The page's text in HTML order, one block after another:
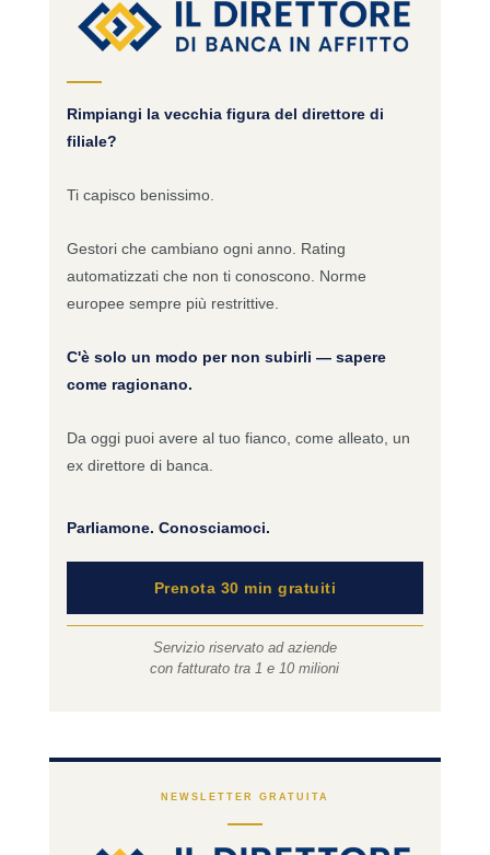
Rimpiangi la vecchia figura del direttore di
filiale?
Ti capisco benissimo.
Gestori che cambiano ogni anno. Rating
automatizzati che non ti conoscono. Norme
europee sempre più restrittive.
C'è solo un modo per non subirli — sapere
come ragionano.
Da oggi puoi avere al tuo fianco, come alleato, un
ex direttore di banca.
Parliamone. Conosciamoci.
Prenota 30 min gratuiti
Servizio riservato ad aziende
con fatturato tra 1 e 10 milioni
NEWSLETTER GRATUITA